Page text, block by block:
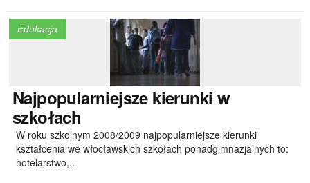
Edukacja
Najpopularniejszekierunki w
szkołach
W roku szkolnym 2008/2009 najpopularniejsze kierunki
kształcenia we włocławskich szkołach ponadgimnazjalnych to:
hotelarstwo,..